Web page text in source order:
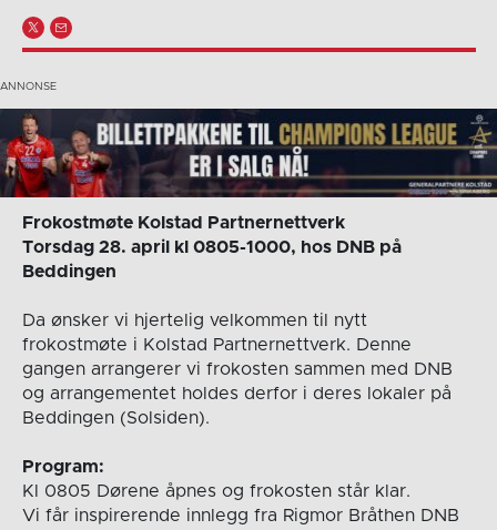
Frokostmøte Kolstad Partnernettverk
Torsdag 28. april kl 0805-1000, hos DNB på
Beddingen
Da ønsker vi hjertelig velkommen til nytt
frokostmøte i Kolstad Partnernettverk. Denne
gangen arrangerer vi frokosten sammen med DNB
og arrangementet holdes derfor i deres lokaler på
Beddingen (Solsiden).
Program:
Kl 0805 Dørene åpnes og frokosten står klar.
Vi får inspirerende innlegg fra Rigmor Bråthen DNB